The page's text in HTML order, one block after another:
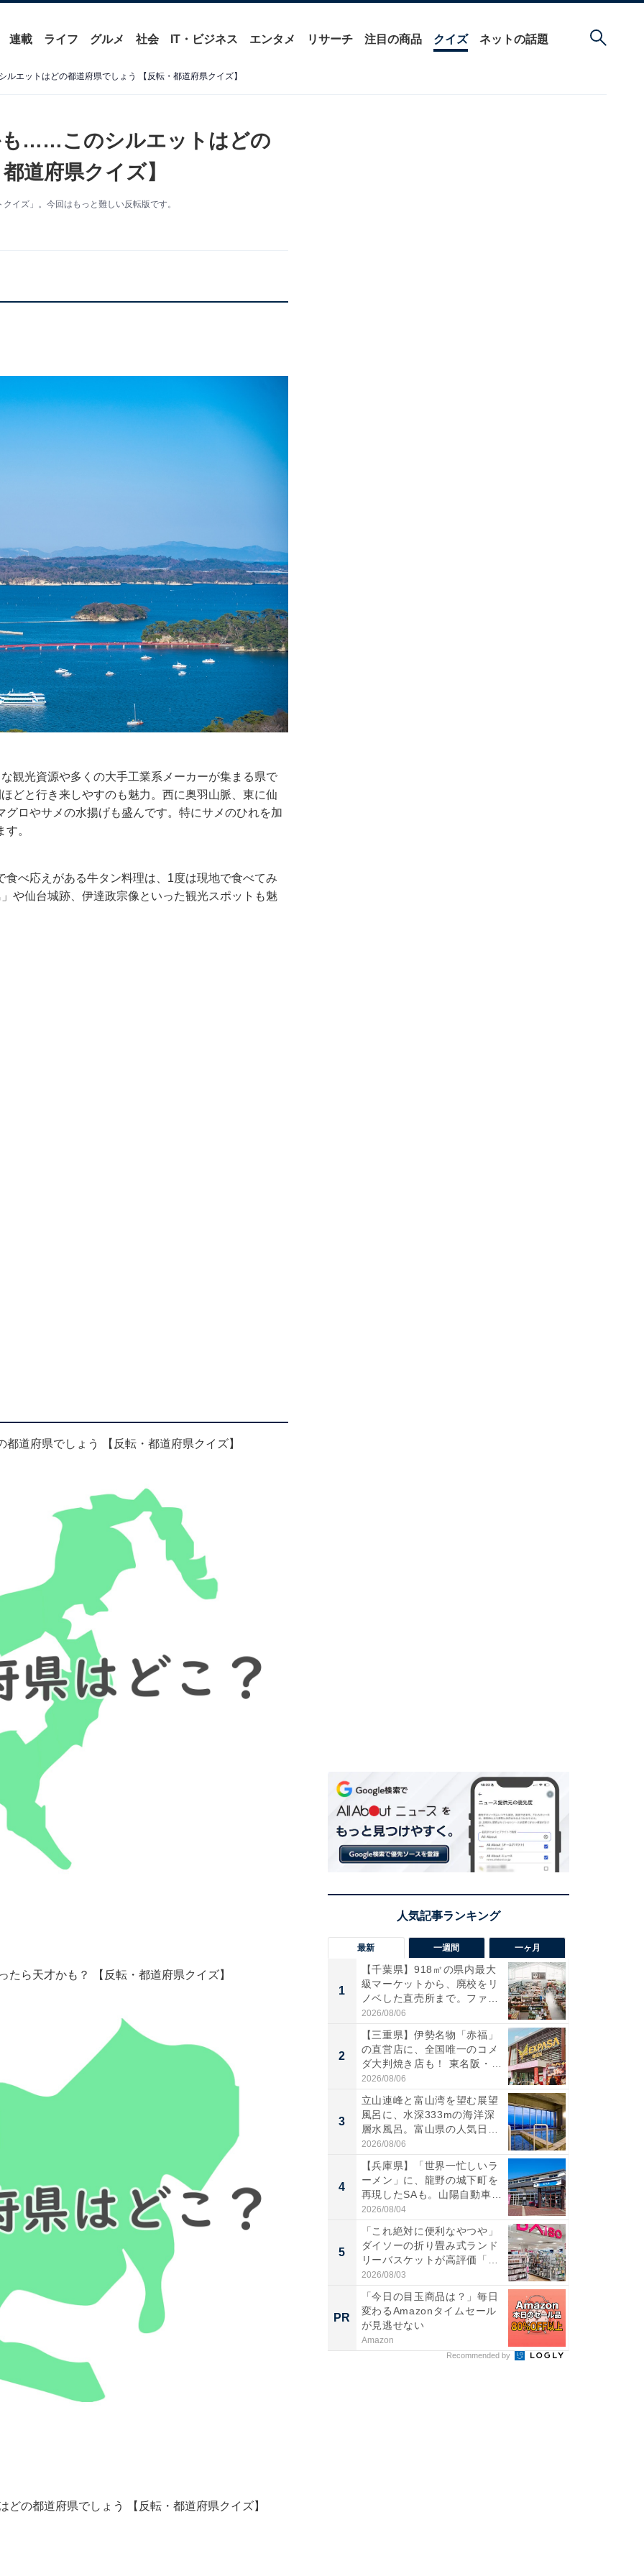
連載 ライフ グルメ 社会 IT・ビジネス エンタメ リサーチ 注目の商品 クイズ ネットの話題
エットはどの都道府県でしょう 【反転・都道府県クイズ】
も……このシルエットはどの
道府県クイズ】
イズ」。今回はもっと難しい反転版です。
観光資源や多くの大手工業系メーカーが集まる県で
どと行き来しやすのも魅力。西に奥羽山脈、東に仙
ロやサメの水揚げも盛んです。特にサメのひれを加
。
べ応えがある牛タン料理は、1度は現地で食べてみ
や仙台城跡、伊達政宗像といった観光スポットも魅
道府県でしょう 【反転・都道府県クイズ】
ら天才かも？ 【反転・都道府県クイズ】
の都道府県でしょう 【反転・都道府県クイズ】
最新 一週間 一ヶ月
1
【千葉県】918㎡の県内最大
級マーケットから、廃校をリ
ノベした直売所まで。ファ
ー...
2026/08/06
2
【三重県】伊勢名物「赤福」
の直営店に、全国唯一のコメ
ダ大判焼き店も！ 東名阪・
伊...
2026/08/06
3
立山連峰と富山湾を望む展望
風呂に、水深333mの海洋深
層水風呂。富山県の人気日
帰...
2026/08/06
4
【兵庫県】「世界一忙しいラ
ーメン」に、龍野の城下町を
再現したSAも。山陽自動車
道...
2026/08/04
5
「これ絶対に便利なやつや」
ダイソーの折り畳み式ランド
リーバスケットが高評価「使
わ...
2026/08/03
PR
「今日の目玉商品は？」毎日
変わるAmazonタイムセール
が見逃せない
Amazon
Recommended by